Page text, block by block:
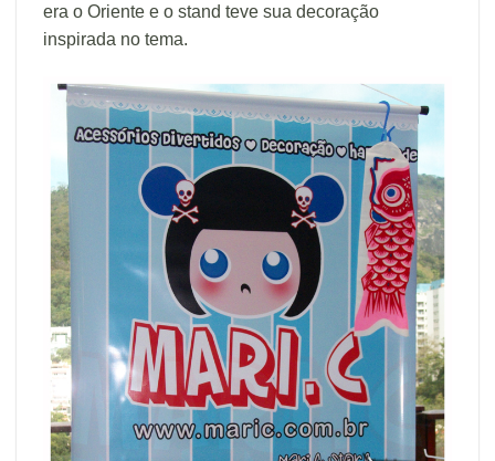
era o Oriente e o stand teve sua decoração
inspirada no tema.